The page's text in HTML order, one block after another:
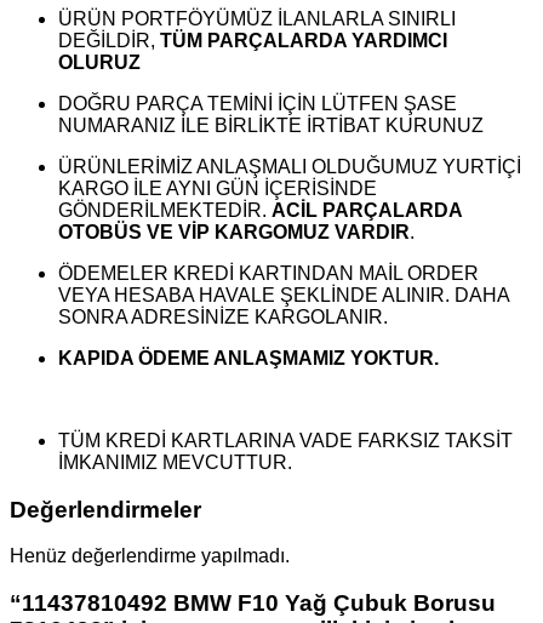
ÜRÜN PORTFÖYÜMÜZ İLANLARLA SINIRLI
DEĞİLDİR, TÜM PARÇALARDA YARDIMCI
OLURUZ
DOĞRU PARÇA TEMİNİ İÇİN LÜTFEN ŞASE
NUMARANIZ İLE BİRLİKTE İRTİBAT KURUNUZ
ÜRÜNLERİMİZ ANLAŞMALI OLDUĞUMUZ YURTİÇİ
KARGO İLE AYNI GÜN İÇERİSİNDE
GÖNDERİLMEKTEDİR. ACİL PARÇALARDA
OTOBÜS VE VİP KARGOMUZ VARDIR.
ÖDEMELER KREDİ KARTINDAN MAİL ORDER
VEYA HESABA HAVALE ŞEKLİNDE ALINIR. DAHA
SONRA ADRESİNİZE KARGOLANIR.
KAPIDA ÖDEME ANLAŞMAMIZ YOKTUR.
TÜM KREDİ KARTLARINA VADE FARKSIZ TAKSİT
İMKANIMIZ MEVCUTTUR.
Değerlendirmeler
Henüz değerlendirme yapılmadı.
“11437810492 BMW F10 Yağ Çubuk Borusu